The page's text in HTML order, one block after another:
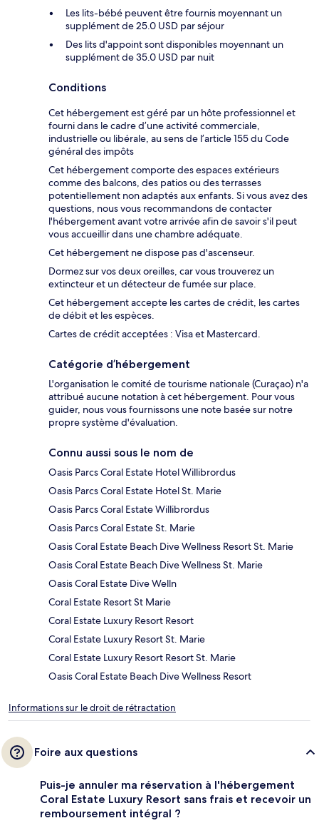
Les lits-bébé peuvent être fournis moyennant un
supplément de 25.0 USD par séjour
Des lits d'appoint sont disponibles moyennant un
supplément de 35.0 USD par nuit
Conditions
Cet hébergement est géré par un hôte professionnel et
fourni dans le cadre d’une activité commerciale,
industrielle ou libérale, au sens de l’article 155 du Code
général des impôts
Cet hébergement comporte des espaces extérieurs
comme des balcons, des patios ou des terrasses
potentiellement non adaptés aux enfants. Si vous avez des
questions, nous vous recommandons de contacter
l'hébergement avant votre arrivée afin de savoir s'il peut
vous accueillir dans une chambre adéquate.
Cet hébergement ne dispose pas d'ascenseur.
Dormez sur vos deux oreilles, car vous trouverez un
extincteur et un détecteur de fumée sur place.
Cet hébergement accepte les cartes de crédit, les cartes
de débit et les espèces.
Cartes de crédit acceptées : Visa et Mastercard.
Catégorie d’hébergement
L'organisation le comité de tourisme nationale (Curaçao) n'a
attribué aucune notation à cet hébergement. Pour vous
guider, nous vous fournissons une note basée sur notre
propre système d'évaluation.
Connu aussi sous le nom de
Oasis Parcs Coral Estate Hotel Willibrordus
Oasis Parcs Coral Estate Hotel St. Marie
Oasis Parcs Coral Estate Willibrordus
Oasis Parcs Coral Estate St. Marie
Oasis Coral Estate Beach Dive Wellness Resort St. Marie
Oasis Coral Estate Beach Dive Wellness St. Marie
Oasis Coral Estate Dive Welln
Coral Estate Resort St Marie
Coral Estate Luxury Resort Resort
Coral Estate Luxury Resort St. Marie
Coral Estate Luxury Resort Resort St. Marie
Oasis Coral Estate Beach Dive Wellness Resort
Informations sur le droit de rétractation
Foire aux questions
Puis-je annuler ma réservation à l'hébergement
Coral Estate Luxury Resort sans frais et recevoir un
remboursement intégral ?